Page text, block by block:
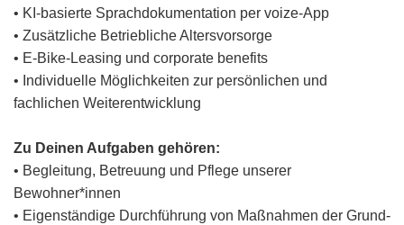
• KI-basierte Sprachdokumentation per voize-App
• Zusätzliche Betriebliche Altersvorsorge
• E-Bike-Leasing und corporate benefits
• Individuelle Möglichkeiten zur persönlichen und
fachlichen Weiterentwicklung
Zu Deinen Aufgaben gehören:
• Begleitung, Betreuung und Pflege unserer
Bewohner*innen
• Eigenständige Durchführung von Maßnahmen der Grund-